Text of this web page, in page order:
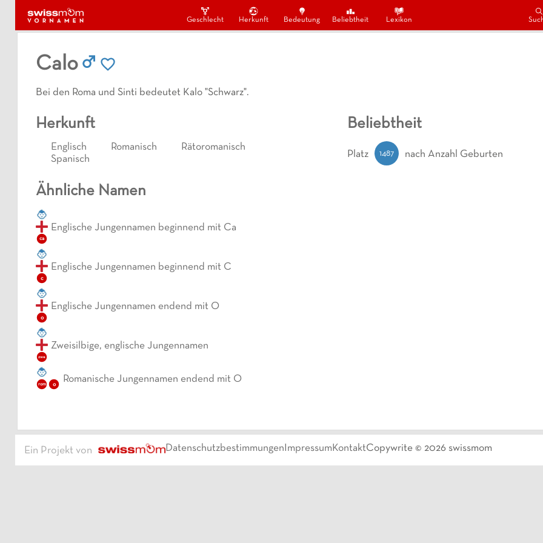
Geschlecht Herkunft Bedeutung Beliebtheit Lexikon
Calo
Bei den Roma und Sinti bedeutet Kalo "Schwarz".
Herkunft
Englisch Romanisch
Rätoromanisch
Spanisch
Ähnliche Namen
ca
Englische Jungennamen beginnend mit Ca
c
Englische Jungennamen beginnend mit C
o
Englische Jungennamen endend mit O
zwe
Zweisilbige, englische Jungennamen
rom o Romanische Jungennamen endend mit O
Beliebtheit
Platz 1487 nach Anzahl Geburten
Ein Projekt von DatenschutzbestimmungenImpressumKontaktCopywrite © 2026 swissmom